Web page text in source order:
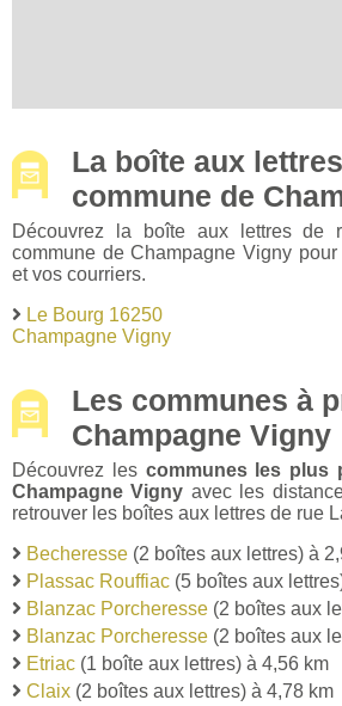
La boîte aux
commune de
Découvrez la boîte aux lettres de
commune de Champagne Vigny
et vos courriers.
Le Bourg 16250
Champagne Vigny
Les communes à
Champagne Vigny
Découvrez les communes les plus
Champagne Vigny avec les
retrouver les boîtes aux lettres de rue
Becheresse (2 boîtes aux lettres) à
Plassac Rouffiac (5 boîtes aux
Blanzac Porcheresse (2 boîtes aux
Blanzac Porcheresse (2 boîtes aux
Etriac (1 boîte aux lettres) à 4,56 km
Claix (2 boîtes aux lettres) à 4,78 km